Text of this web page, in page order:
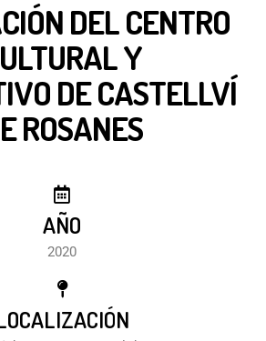
DEL CENTRO
Y
DE CASTELLVÍ
ROSANES
AÑO
2020